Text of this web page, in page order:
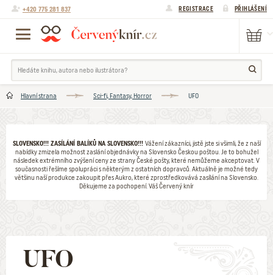
+420 775 281 837 REGISTRACE PŘIHLÁŠENÍ
Hlavní strana Sci-fi, Fantasy, Horror UFO
SLOVENSKO!!! ZASÍLÁNÍ BALÍKŮ NA SLOVENSKO!!! Vážení zákazníci, jistě jste si všimli, že z naší
nabídky zmizela možnost zaslání objednávky na Slovensko Českou poštou. Je to bohužel
následek extrémního zvýšení ceny ze strany České pošty, které nemůžeme akceptovat. V
současnosti řešíme spolupráci s některým z ostatních dopravců. Aktuálně je možné tedy
většinu naší produkce zakoupit přes Aukro, které zprostředkovává zasílání na Slovensko.
Děkujeme za pochopení. Váš Červený knír
UFO